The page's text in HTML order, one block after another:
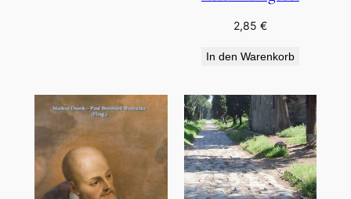
2,85 €
In den Warenkorb